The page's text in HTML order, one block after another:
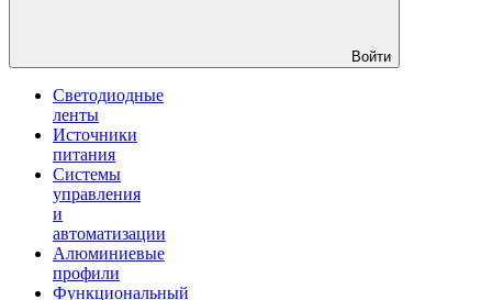
Войти
Светодиодные
ленты
Источники
питания
Системы
управления
и
автоматизации
Алюминиевые
профили
Функциональный